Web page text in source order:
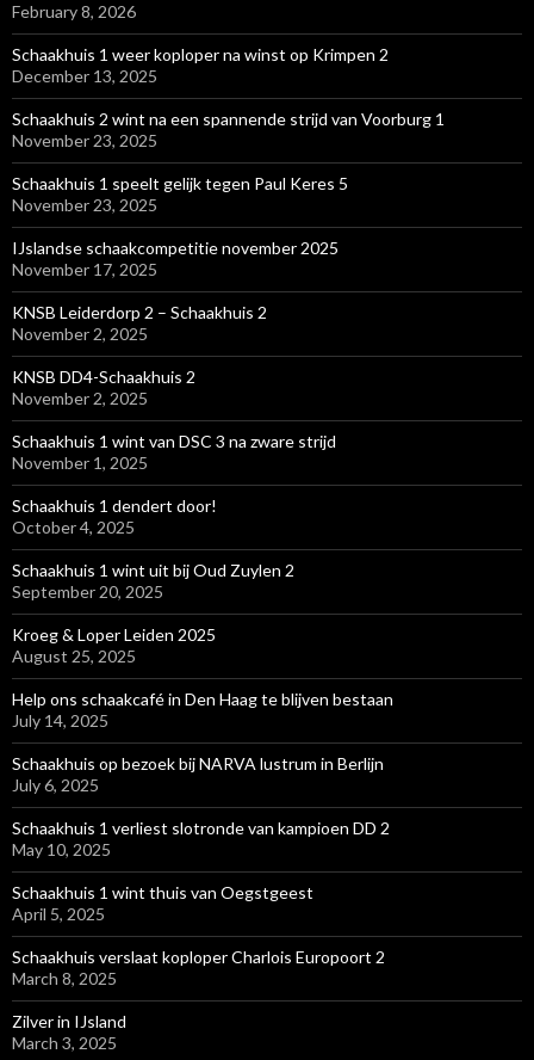
February 8, 2026
Schaakhuis 1 weer koploper na winst op Krimpen 2
December 13, 2025
Schaakhuis 2 wint na een spannende strijd van Voorburg 1
November 23, 2025
Schaakhuis 1 speelt gelijk tegen Paul Keres 5
November 23, 2025
IJslandse schaakcompetitie november 2025
November 17, 2025
KNSB Leiderdorp 2 – Schaakhuis 2
November 2, 2025
KNSB DD4-Schaakhuis 2
November 2, 2025
Schaakhuis 1 wint van DSC 3 na zware strijd
November 1, 2025
Schaakhuis 1 dendert door!
October 4, 2025
Schaakhuis 1 wint uit bij Oud Zuylen 2
September 20, 2025
Kroeg & Loper Leiden 2025
August 25, 2025
Help ons schaakcafé in Den Haag te blijven bestaan
July 14, 2025
Schaakhuis op bezoek bij NARVA lustrum in Berlijn
July 6, 2025
Schaakhuis 1 verliest slotronde van kampioen DD 2
May 10, 2025
Schaakhuis 1 wint thuis van Oegstgeest
April 5, 2025
Schaakhuis verslaat koploper Charlois Europoort 2
March 8, 2025
Zilver in IJsland
March 3, 2025